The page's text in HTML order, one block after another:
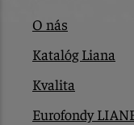
O nás
Katalóg Liana
Kvalita
Eurofondy